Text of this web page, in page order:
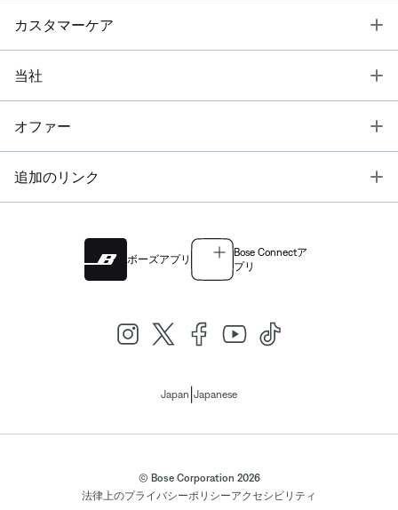
カスタマーケア
当社
オファー
追加のリンク
ボーズアプリ
Bose Connectア
プリ
Japan Japanese
© Bose Corporation 2026
法律上のプライバシーポリシーアクセシビリティ